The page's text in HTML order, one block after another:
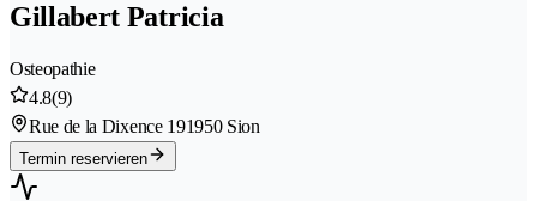
Gillabert Patricia
Osteopathie
4.8(9)
Rue de la Dixence 191950 Sion
Termin reservieren